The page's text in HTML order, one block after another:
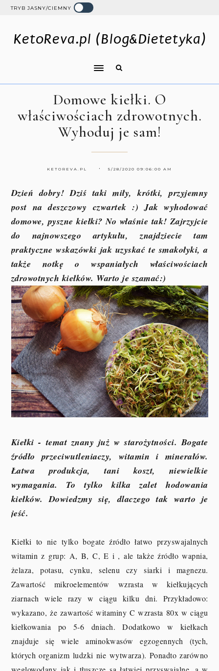
TRYB JASNY/CIEMNY
KetoReva.pl (Blog&Dietetyka)
Domowe kiełki. O
właściwościach zdrowotnych.
Wyhoduj je sam!
KETOREVA.PL 5/28/2020 09:06:00 AM
Dzień dobry! Dziś taki miły, krótki, przyjemny
post na deszczowy czwartek :) Jak wyhodować
domowe, pyszne kiełki? No właśnie tak! Zajrzyjcie
do najnowszego artykułu, znajdziecie tam
praktyczne wskazówki jak uzyskać te smakołyki, a
także notkę o wspaniałych właściwościach
zdrowotnych kiełków. Warto je szamać:)
Kiełki - temat znany już w starożytności. Bogate
źródło przeciwutleniaczy, witamin i minerałów.
Łatwa produkcja, tani koszt, niewielkie
wymagania. To tylko kilka zalet hodowania
kiełków. Dowiedzmy się, dlaczego tak warto je
jeść.
Kiełki to nie tylko bogate źródło łatwo przyswajalnych
witamin z grup: A, B, C, E i , ale także źródło wapnia,
żelaza, potasu, cynku, selenu czy siarki i magnezu.
Zawartość mikroelementów wzrasta w kiełkujących
ziarnach wiele razy w ciągu kilku dni. Przykładowo:
wykazano, że zawartość witaminy C wzrasta 80x w ciągu
kiełkowania po 5-6 dniach. Dodatkowo w kiełkach
znajduje się wiele aminokwasów egzogennych (tych,
których organizm ludzki nie wytwarza). Ponadto zarówno